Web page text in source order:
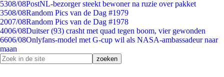
5308/08PostNL-bezorger steekt bewoner na ruzie over pakket
3508/08Random Pics van de Dag #1979
2007/08Random Pics van de Dag #1978
4006/08Duitser (93) crasht met quad tegen boom, vier gewonden
6606/08Onlyfans-model met G-cup wil als NASA-ambassadeur naar
maan